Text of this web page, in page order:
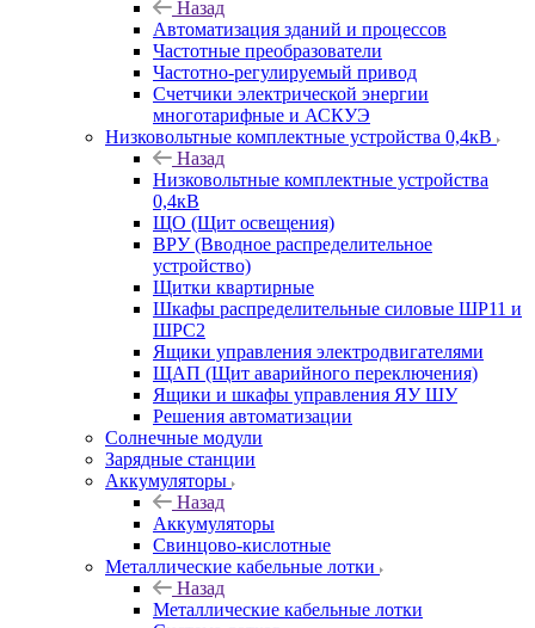
Назад
Автоматизация зданий и процессов
Частотные преобразователи
Частотно-регулируемый привод
Счетчики электрической энергии
многотарифные и АСКУЭ
Низковольтные комплектные устройства 0,4кВ
Назад
Низковольтные комплектные устройства
0,4кВ
ЩО (Щит освещения)
ВРУ (Вводное распределительное
устройство)
Щитки квартирные
Шкафы распределительные силовые ШР11 и
ШРС2
Ящики управления электродвигателями
ЩАП (Щит аварийного переключения)
Ящики и шкафы управления ЯУ ШУ
Решения автоматизации
Солнечные модули
Зарядные станции
Аккумуляторы
Назад
Аккумуляторы
Свинцово-кислотные
Металлические кабельные лотки
Назад
Металлические кабельные лотки